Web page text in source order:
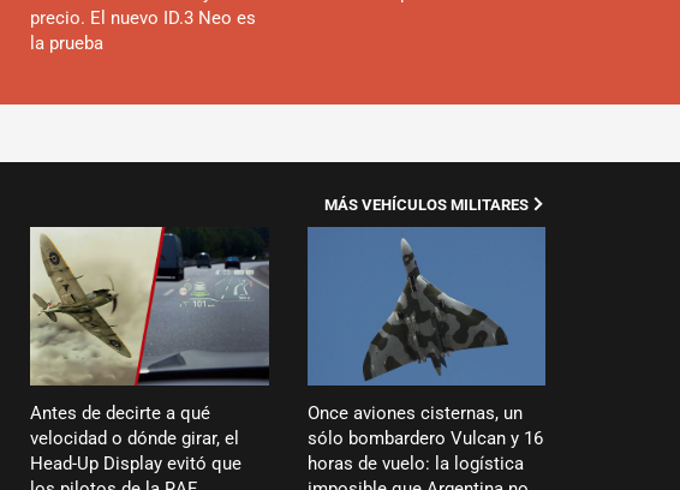
precio. El nuevo ID.3 Neo es
la prueba
Antes de decirte a qué
velocidad o dónde girar, el
Head-Up Display evitó que
Once aviones cisternas, un
sólo bombardero Vulcan y 16
horas de vuelo: la logística
MÁS VEHÍCULOS MILITARES